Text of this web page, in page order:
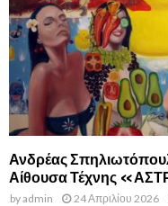
Ανδρέας
Αίθουσα Τέχνης
byadmin 24 Απριλίου 2026